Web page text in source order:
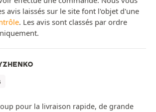
avis laissés sur le site font l'objet d'une
. Les avis sont classés par ordre
pour la livraison rapide, de grande